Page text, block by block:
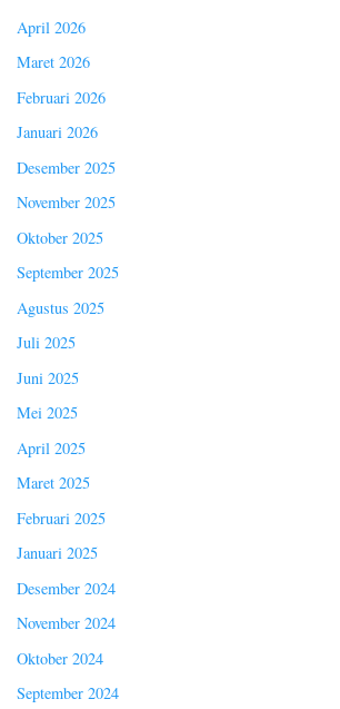
April 2026
Maret 2026
Februari 2026
Januari 2026
Desember 2025
November 2025
Oktober 2025
September 2025
Agustus 2025
Juli 2025
Juni 2025
Mei 2025
April 2025
Maret 2025
Februari 2025
Januari 2025
Desember 2024
November 2024
Oktober 2024
September 2024